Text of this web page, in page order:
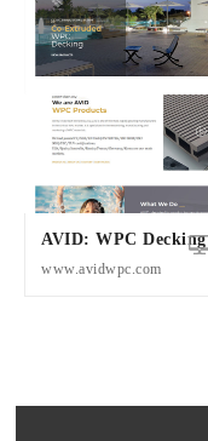
AVID: WPC Decking
www.avidwpc.com